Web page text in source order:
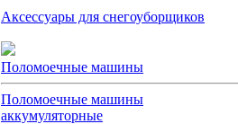
Аксессуары для снегоуборщиков
Поломоечные машины
Поломоечные машины
аккумуляторные